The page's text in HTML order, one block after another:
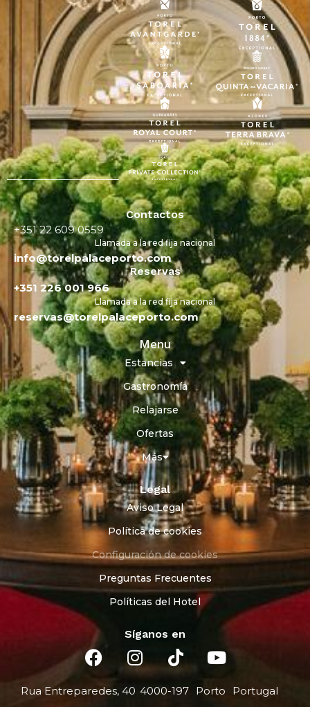
Contactos
+351 22 609 0559
Llamada a la red fija nacional
info@torelpalaceporto.com
Reservas
+351 226 001 966
Llamada a la red fija nacional
reservas@torelpalaceporto.com
Menu
Estancias
Gastronomía
Relajarse
Ofertas
Más
Legal
Aviso Legal
Política de cookies
Configuración de cookies
Preguntas Frecuentes
Políticas del Hotel
Síganos en
Rua Entreparedes, 40 4000-197 Porto
Portugal